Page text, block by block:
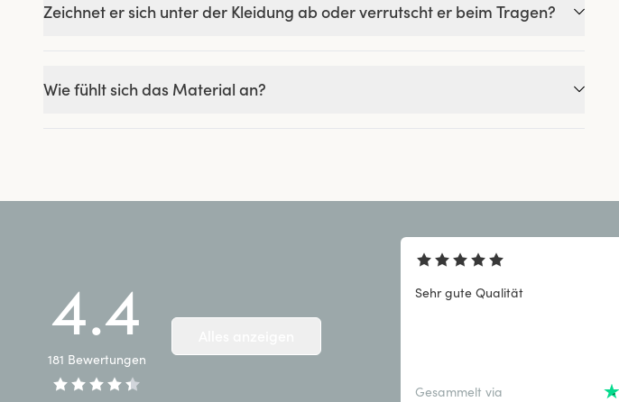
Zeichnet er sich unter der Kleidung ab oder verrutscht er beim Tragen?
Wie fühlt sich das Material an?
4.4
181 Bewertungen
Sehr gute Qualität
Gesammelt via